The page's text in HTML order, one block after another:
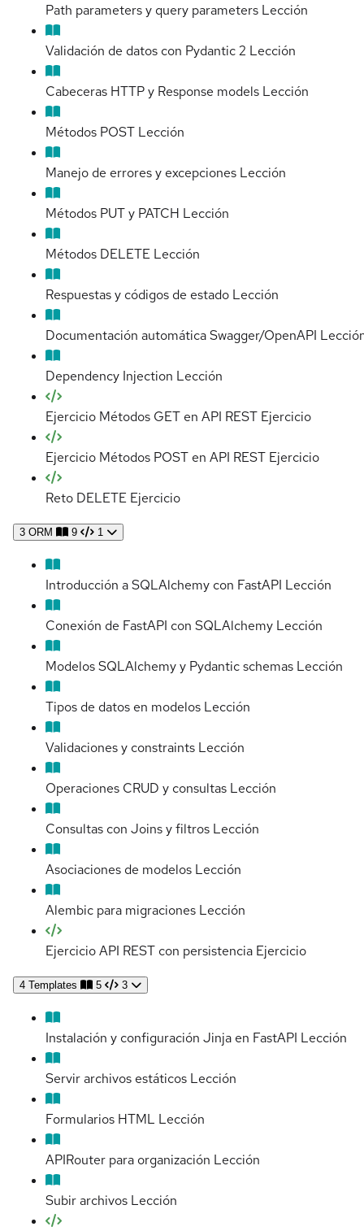
Path parameters y query parameters Lección
Validación de datos con Pydantic 2 Lección
Cabeceras HTTP y Response models Lección
Métodos POST Lección
Manejo de errores y excepciones Lección
Métodos PUT y PATCH Lección
Métodos DELETE Lección
Respuestas y códigos de estado Lección
Documentación automática Swagger/OpenAPI
Dependency Injection Lección
Ejercicio Métodos GET en API REST Ejercicio
Ejercicio Métodos POST en API REST Ejercicio
Reto DELETE Ejercicio
3 ORM 9 1
Introducción a SQLAlchemy con FastAPI Lección
Conexión de FastAPI con SQLAlchemy Lección
Modelos SQLAlchemy y Pydantic schemas Lección
Tipos de datos en modelos Lección
Validaciones y constraints Lección
Operaciones CRUD y consultas Lección
Consultas con Joins y filtros Lección
Asociaciones de modelos Lección
Alembic para migraciones Lección
Ejercicio API REST con persistencia Ejercicio
4 Templates 5 3
Instalación y configuración Jinja en FastAPI Lección
Servir archivos estáticos Lección
Formularios HTML Lección
APIRouter para organización Lección
Subir archivos Lección